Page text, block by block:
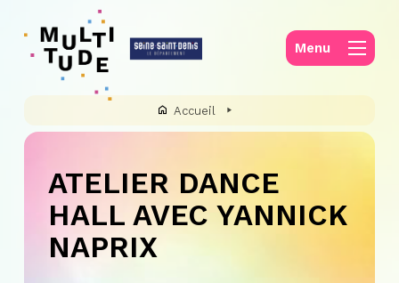
Menu
Accueil
ATELIER DANCE
HALL AVEC YANNICK
NAPRIX
Panneau de gestion des cookies